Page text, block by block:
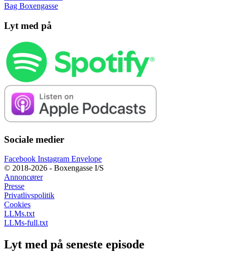
Bag Boxengasse
Lyt med på
Sociale medier
Facebook Instagram Envelope
© 2018-2026 - Boxengasse I/S
Annoncører
Presse
Privatlivspolitik
Cookies
LLMs.txt
LLMs-full.txt
Lyt med på seneste episode